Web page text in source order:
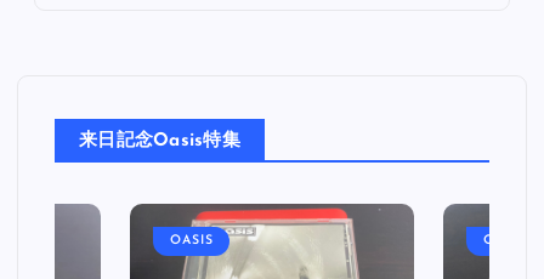
ン
来日記念Oasis特集
OASIS OASIS